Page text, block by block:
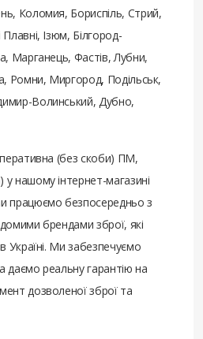
Коломия, Бориспіль, Стрий,
Ізюм, Білгород-
Марганець, Фастів, Лубни,
Ромни, Миргород, Подільськ,
Волинський, Дубно,
(без скоби) ПМ,
нашому інтернет-магазині
працюємо безпосередньо з
брендами зброї, які
Україні. Ми забезпечуємо
даємо реальну гарантію на
дозволеної зброї та